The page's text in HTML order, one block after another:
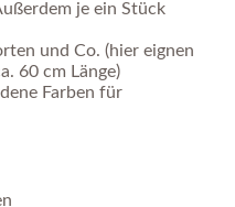
je ein Stück
und Co. (hier eignen
60 cm Länge)
Farben für